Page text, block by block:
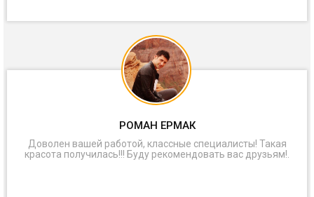
РОМАН ЕРМАК
Доволен вашей работой, классные специалисты! Такая
красота получилась!!! Буду рекомендовать вас друзьям!.